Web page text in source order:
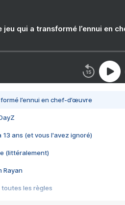
jeu qui a transformé l’ennui en
l’ennui en chef-d’œuvre
13 ans (et vous l'avez ignoré)
(littéralement)
Rayan
toutes les règles